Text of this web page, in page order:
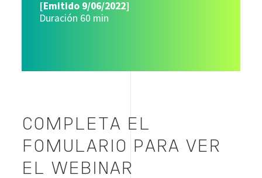
[Emitido 9/06/2022]
Duración 60 min
COMPLETA EL
FOMULARIO PARA VER
EL WEBINAR